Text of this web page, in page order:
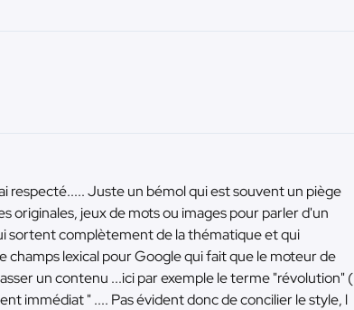
respecté..... Juste un bémol qui est souvent un piège
originales, jeux de mots ou images pour parler d'un
sortent complètement de la thématique et qui
lexical pour Google qui fait que le moteur de
un contenu ...ici par exemple le terme "révolution" (
immédiat " .... Pas évident donc de concilier le style, l